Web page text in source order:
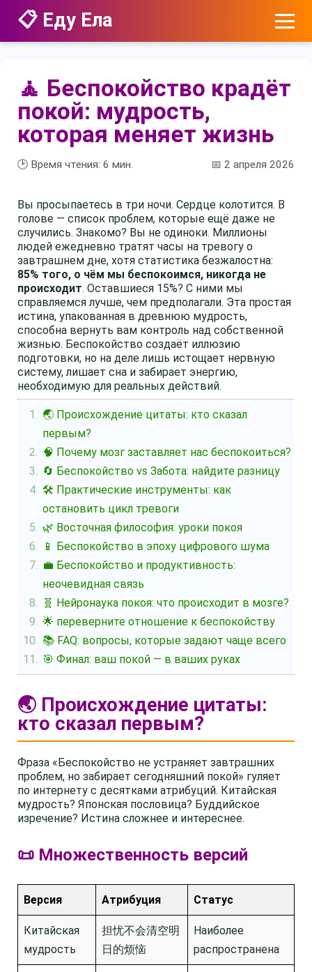
📋 Еду Ела
🧘 Беспокойство крадёт
покой: мудрость,
которая меняет жизнь
🕑 Время чтения: 6 мин. 📅 2 апреля 2026
Вы просыпаетесь в три ночи. Сердце колотится. В
голове — список проблем, которые ещё даже не
случились. Знакомо? Вы не одиноки. Миллионы
людей ежедневно тратят часы на тревогу о
завтрашнем дне, хотя статистика безжалостна:
85% того, о чём мы беспокоимся, никогда не
происходит. Оставшиеся 15%? С ними мы
справляемся лучше, чем предполагали. Эта простая
истина, упакованная в древнюю мудрость,
способна вернуть вам контроль над собственной
жизнью. Беспокойство создаёт иллюзию
подготовки, но на деле лишь истощает нервную
систему, лишает сна и забирает энергию,
необходимую для реальных действий.
🌏 Происхождение цитаты: кто сказал
первым?
🧠 Почему мозг заставляет нас беспокоиться?
🔄 Беспокойство vs Забота: найдите разницу
🛠️ Практические инструменты: как
остановить цикл тревоги
🌿 Восточная философия: уроки покоя
📱 Беспокойство в эпоху цифрового шума
💼 Беспокойство и продуктивность:
неочевидная связь
🧬 Нейронаука покоя: что происходит в мозге?
🌟 переверните отношение к беспокойству
📚 FAQ: вопросы, которые задают чаще всего
🎯 Финал: ваш покой — в ваших руках
🌏 Происхождение цитаты:
кто сказал первым?
Фраза «Беспокойство не устраняет завтрашних
проблем, но забирает сегодняшний покой» гуляет
по интернету с десятками атрибуций. Китайская
мудрость? Японская пословица? Буддийское
изречение? Истина сложнее и интереснее.
📜 Множественность версий
Версия Атрибуция Статус
Китайская
мудрость
担忧不会清空明
日的烦恼
Наиболее
распространена